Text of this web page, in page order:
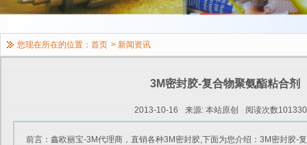
您现在所在的位置： 首页 > 新闻资讯
3M密封胶-复合物聚氨酯粘合剂
2013-10-16 来源: 本站原创 阅读次数
前言：鑫欧丽宝-3M代理商，直销各种3M密封胶,下面为您介绍：3M密封胶-